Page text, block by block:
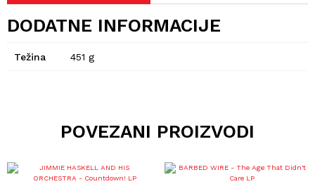
DODATNE INFORMACIJE
Težina 451 g
POVEZANI PROIZVODI